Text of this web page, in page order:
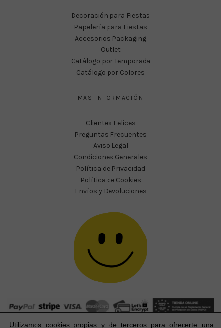
Decoración para Fiestas
Papelería para Fiestas
Accesorios Packaging
Outlet
Catálogo por Temporada
Catálogo por Colores
MAS INFORMACIÓN
Clientes Felices
Preguntas Frecuentes
Aviso Legal
Condiciones Generales
Política de Privacidad
Política de Cookies
Envíos y Devoluciones
Utilizamos cookies propias y de terceros para ofrecerte una